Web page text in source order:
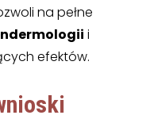
na pełne
i
efektów.